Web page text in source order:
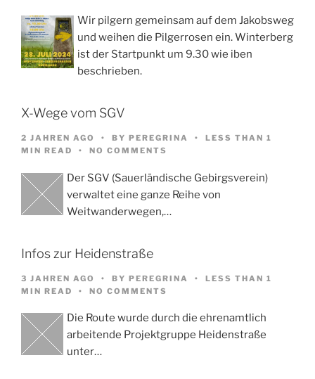
Wir pilgern gemeinsam auf dem Jakobsweg
und weihen die Pilgerrosen ein. Winterberg
ist der Startpunkt um 9.30 wie iben
beschrieben.
X-Wege vom SGV
2 JAHREN AGO BY PEREGRINA
LESS THAN 1
MIN READ
NO COMMENTS
Der SGV (Sauerländische Gebirgsverein)
verwaltet eine ganze Reihe von
Weitwanderwegen,…
Infos zur Heidenstraße
3 JAHREN AGO BY PEREGRINA
LESS THAN 1
MIN READ
NO COMMENTS
Die Route wurde durch die ehrenamtlich
arbeitende Projektgruppe Heidenstraße
unter…